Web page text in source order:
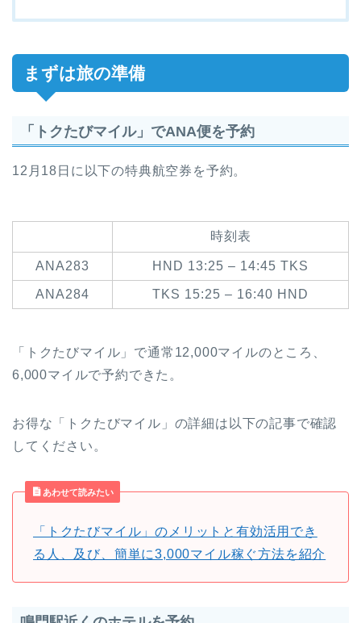
まずは旅の準備
「トクたびマイル」でANA便を予約
12月18日に以下の特典航空券を予約。
時刻表
ANA283 HND 13:25 – 14:45 TKS
ANA284 TKS 15:25 – 16:40 HND
「トクたびマイル」で通常12,000マイルのところ、
6,000マイルで予約できた。
お得な「トクたびマイル」の詳細は以下の記事で確認
してください。
あわせて読みたい
「トクたびマイル」のメリットと有効活用でき
る人、及び、簡単に3,000マイル稼ぐ方法を紹介